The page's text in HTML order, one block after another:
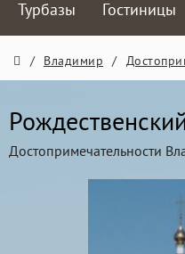
Турбазы Гостиницы
/ Владимир /
Достопримечательности